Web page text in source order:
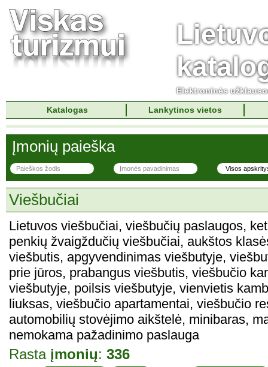
Elektroninės
Katalogas
Lankytinos vietos
Įmonių paieška
Viešbučiai
Lietuvos viešbučiai, viešbučių paslaugos,
penkių žvaigždučių viešbučiai, aukštos
viešbutis, apgyvendinimas viešbutyje,
prie jūros, prabangus viešbutis, viešbučio
viešbutyje, poilsis viešbutyje, vienvietis
liuksas, viešbučio apartamentai, viešbučio
automobilių stovėjimo aikštelė, minibaras,
nemokama pažadinimo paslauga
Rasta įmonių: 336